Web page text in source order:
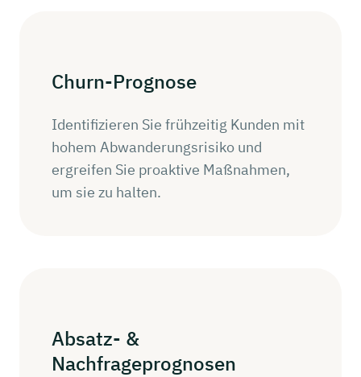
Churn-Prognose
Identifizieren Sie frühzeitig Kunden mit
hohem Abwanderungsrisiko und
ergreifen Sie proaktive Maßnahmen,
um sie zu halten.
Absatz- &
Nachfrageprognosen